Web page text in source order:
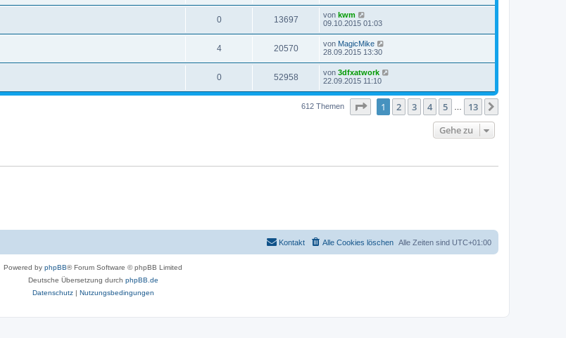
0 13697 von kwm
09.10.2015 01:03
4 20570 von MagicMike
28.09.2015 13:30
0 52958 von 3dfxatwork
22.09.2015 11:10
612 Themen Seite von13
1 2 3 4 5 … 13
Gehe zu
Alle Zeiten sind UTC+01:00
Alle Cookies löschen
Kontakt
Powered by phpBB® Forum Software © phpBB Limited
Deutsche Übersetzung durch phpBB.de
Datenschutz| Nutzungsbedingungen